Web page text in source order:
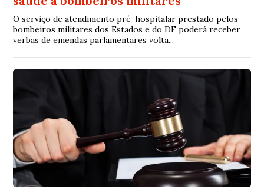
O serviço de atendimento pré-hospitalar prestado pelos
bombeiros militares dos Estados e do DF poderá receber
verbas de emendas parlamentares volta...